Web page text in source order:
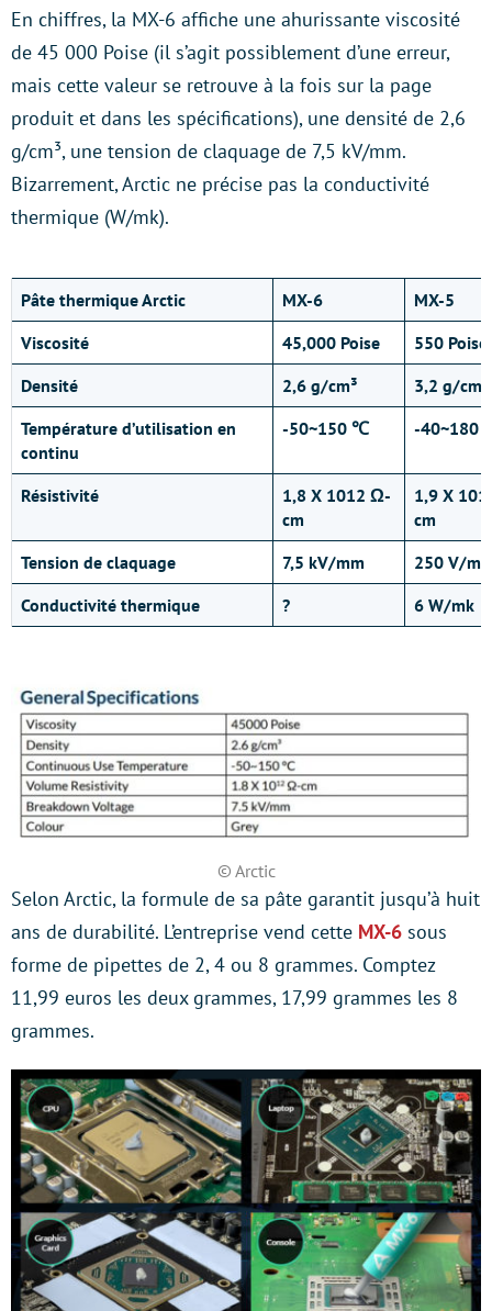
En chiffres, la MX-6 affiche une ahurissante viscosité
de 45 000 Poise (il s’agit possiblement d’une erreur,
mais cette valeur se retrouve à la fois sur la page
produit et dans les spécifications), une densité de 2,6
g/cm³, une tension de claquage de 7,5 kV/mm.
Bizarrement, Arctic ne précise pas la conductivité
thermique (W/mk).
Pâte thermique Arctic MX-6
MX-5
Viscosité
45,000 Poise
550 Poise
Densité
2,6 g/cm³
3,2 g/cm³
Température d’utilisation en
continu
-50~150 ℃ -40~180
Résistivité
1,8 X 1012 Ω-
cm
1,9 X
cm
Tension de claquage
7,5 kV/mm
250 V/
Conductivité thermique
? 6 W/mk
© Arctic
Selon Arctic, la formule de sa pâte garantit jusqu’à huit
ans de durabilité. L’entreprise vend cette MX-6 sous
forme de pipettes de 2, 4 ou 8 grammes. Comptez
11,99 euros les deux grammes, 17,99 grammes les 8
grammes.